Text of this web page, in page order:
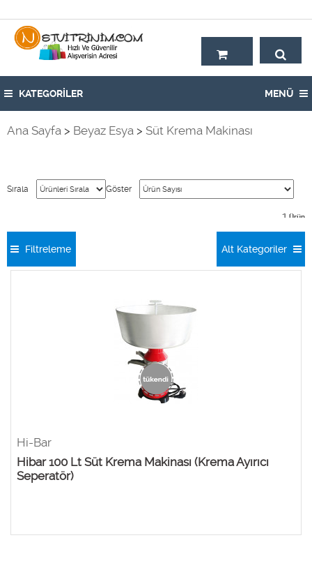
KATEGORİLER MENÜ
Ana Sayfa > Beyaz Esya > Süt Krema Makinası
Sırala Göster
1 Ürün
Filtreleme Alt Kategoriler
Hi-Bar
Hibar 100 Lt Süt Krema Makinası (Krema Ayırıcı
Seperatör)